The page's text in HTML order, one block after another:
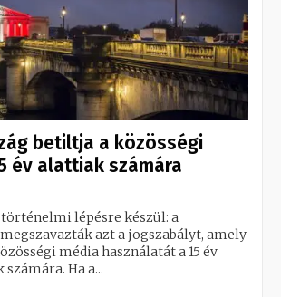
betiltja a közösségi
év alattiak számára
lépésre készül: a
azt a jogszabályt, amely
média használatát a 15 év
Ha a...